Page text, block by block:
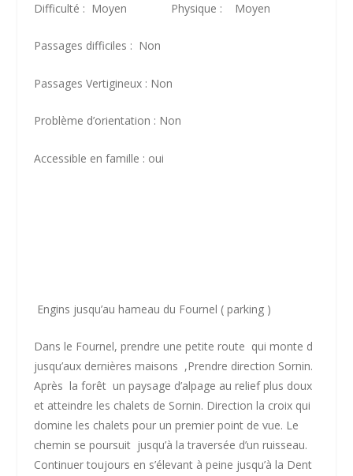
Difficulté : Moyen Physique : Moyen
Passages difficiles : Non
Passages Vertigineux : Non
Problème d’orientation : Non
Accessible en famille : oui
Engins jusqu’au hameau du Fournel ( parking )
Dans le Fournel, prendre une petite route qui monte d
jusqu’aux dernières maisons ,Prendre direction Sornin.
Après la forêt un paysage d’alpage au relief plus doux
et atteindre les chalets de Sornin. Direction la croix qui
domine les chalets pour un premier point de vue. Le
chemin se poursuit jusqu’à la traversée d’un ruisseau.
Continuer toujours en s’élevant à peine jusqu’à la Dent